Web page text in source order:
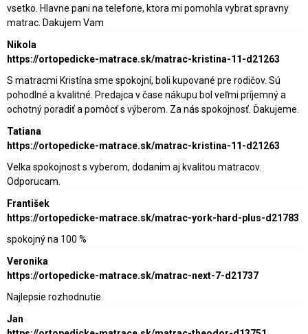
vsetko. Hlavne pani na telefone, ktora mi pomohla vybrat spravny
matrac. Dakujem Vam
Nikola
https://ortopedicke-matrace.sk/matrac-kristina-11-d21263
S matracmi Kristína sme spokojní, boli kupované pre rodičov. Sú
pohodlné a kvalitné. Predajca v čase nákupu bol veľmi príjemný a
ochotný poradiť a pomôcť s výberom. Za nás spokojnosť. Ďakujeme.
Tatiana
https://ortopedicke-matrace.sk/matrac-kristina-11-d21263
Velka spokojnost s vyberom, dodanim aj kvalitou matracov.
Odporucam.
František
https://ortopedicke-matrace.sk/matrac-york-hard-plus-d21783
spokojný na 100 %
Veronika
https://ortopedicke-matrace.sk/matrac-next-7-d21737
Najlepsie rozhodnutie
Jan